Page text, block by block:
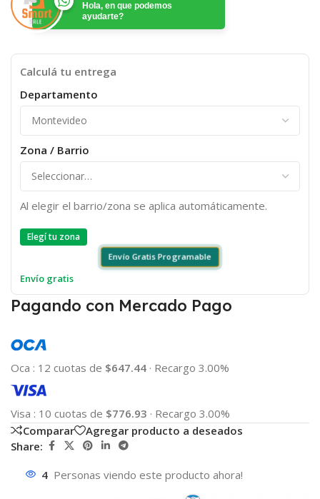
Hola, en que podemos
ayudarte?
Calculá tu entrega
Departamento
Zona / Barrio
Al elegir el barrio/zona se aplica automáticamente.
Elegí tu zona
Envío Gratis Programable
Envío gratis
Pagando con Mercado Pago
Oca : 12 cuotas de $647.44 · Recargo 3.00%
Visa : 10 cuotas de $776.93 · Recargo 3.00%
Comparar
Agregar producto a deseados
Share:
4 Personas viendo este producto ahora!